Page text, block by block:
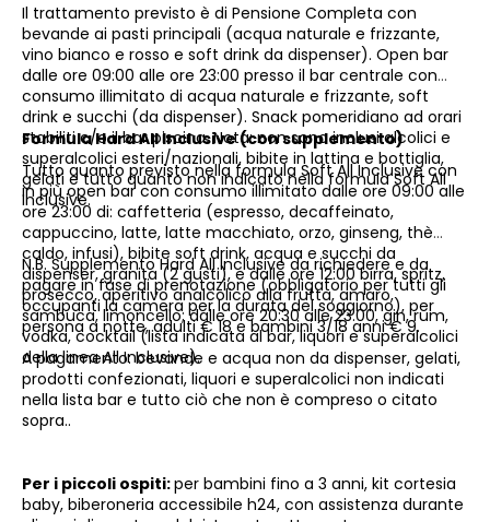
Il trattamento previsto è di Pensione Completa con
bevande ai pasti principali (acqua naturale e frizzante,
vino bianco e rosso e soft drink da dispenser). Open bar
dalle ore 09:00 alle ore 23:00 presso il bar centrale con
consumo illimitato di acqua naturale e frizzante, soft
drink e succhi (da dispenser). Snack pomeridiano ad orari
stabiliti c/o il bar piscina. Nota: non sono inclusi alcolici e
superalcolici esteri/nazionali, bibite in lattina e bottiglia,
gelati e tutto quanto non indicato nella formula Soft All
Inclusive.
FormulaHard All Inclusive(con supplemento)
Tutto quanto previsto nella formula Soft All Inclusive con
in più open bar con consumo illimitato dalle ore 09:00 alle
ore 23:00 di: caffetteria (espresso, decaffeinato,
cappuccino, latte, latte macchiato, orzo, ginseng, thè
caldo, infusi), bibite soft drink, acqua e succhi da
dispenser, granita (2 gusti), e dalle ore 12:00 birra, spritz,
prosecco, aperitivo analcolico alla frutta, amaro,
sambuca, limoncello; dalle ore 20:30 alle 23.00, gin, rum,
vodka, cocktail (lista indicata al bar, liquori e superalcolici
della linea All Inclusive).
N.B. Supplemento Hard All Inclusive da richiedere e da
pagare in fase di prenotazione (obbligatorio per tutti gli
occupanti la camera per la durata del soggiorno), per
persona a notte, adulti € 18 e bambini 3/18 anni € 9.
A pagamento:bevande e acqua non da dispenser, gelati,
prodotti confezionati, liquori e superalcolici non indicati
nella lista bar e tutto ciò che non è compreso o citato
sopra..
Per i piccoli ospiti:per bambini fino a 3 anni, kit cortesia
baby, biberoneria accessibile h24, con assistenza durante